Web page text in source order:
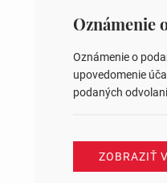
ysledky.html
Oznámenie o
upovedomenie
podaných
ZOBRAZIŤ